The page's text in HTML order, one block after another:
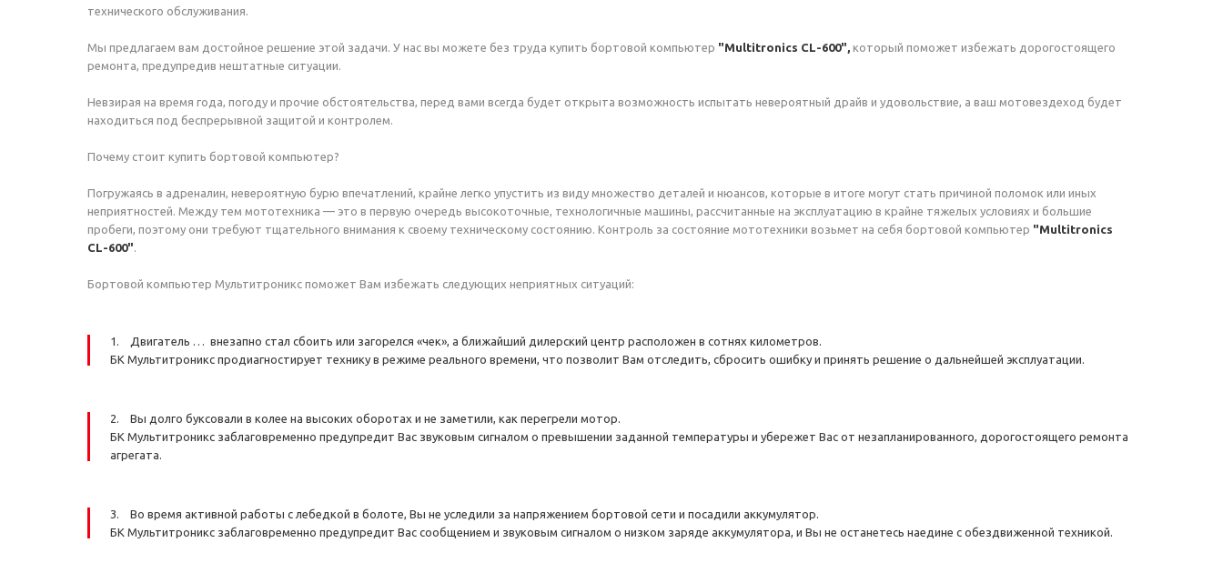
технического обслуживания.
Мы предлагаем вам достойное решение этой задачи. У нас вы можете без труда купить бортовой компьютер "Multitronics CL-600", который поможет избежать дорогостоящего
ремонта, предупредив нештатные ситуации.
Невзирая на время года, погоду и прочие обстоятельства, перед вами всегда будет открыта возможность испытать невероятный драйв и удовольствие, а ваш мотовездеход будет
находиться под беспрерывной защитой и контролем.
Почему стоит купить бортовой компьютер?
Погружаясь в адреналин, невероятную бурю впечатлений, крайне легко упустить из виду множество деталей и нюансов, которые в итоге могут стать причиной поломок или иных
неприятностей. Между тем мототехника — это в первую очередь высокоточные, технологичные машины, рассчитанные на эксплуатацию в крайне тяжелых условиях и большие
пробеги, поэтому они требуют тщательного внимания к своему техническому состоянию. Контроль за состояние мототехники возьмет на себя бортовой компьютер "Multitronics
CL-600".
Бортовой компьютер Мультитроникс поможет Вам избежать следующих неприятных ситуаций:
1. Двигатель … внезапно стал сбоить или загорелся «чек», а ближайший дилерский центр расположен в сотнях километров.
БК Мультитроникс продиагностирует технику в режиме реального времени, что позволит Вам отследить, сбросить ошибку и принять решение о дальнейшей эксплуатации.
2. Вы долго буксовали в колее на высоких оборотах и не заметили, как перегрели мотор.
БК Мультитроникс заблаговременно предупредит Вас звуковым сигналом о превышении заданной температуры и убережет Вас от незапланированного, дорогостоящего ремонта
агрегата.
3. Во время активной работы с лебедкой в болоте, Вы не уследили за напряжением бортовой сети и посадили аккумулятор.
БК Мультитроникс заблаговременно предупредит Вас сообщением и звуковым сигналом о низком заряде аккумулятора, и Вы не останетесь наедине с обездвиженной техникой.